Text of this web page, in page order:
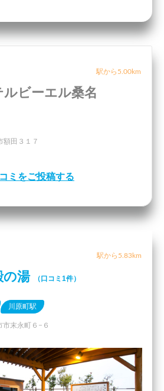
駅から5.00km
ビーエル桑名
額田３１７
ミをご投稿する
駅から5.83km
の湯 （口コミ1件）
川原町駅
末永町６−６